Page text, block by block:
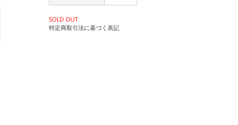
SOLD OUT
特定商取引法に基づく表記